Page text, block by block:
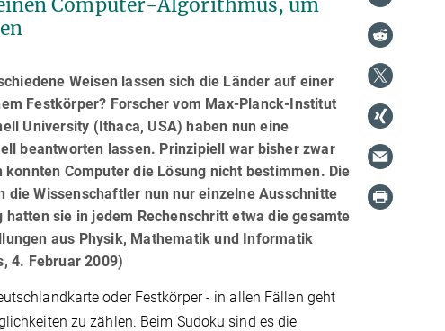
Computer-Algorithmus, um
Weisen lassen sich die Länder auf einer
Festkörper? Forscher vom Max-Planck-Institut
University (Ithaca, USA) haben nun eine
beantworten lassen. Prinzipiell war bisher zwar
Computer die Lösung nicht bestimmen. Die
die Wissenschaftler nun nur einzelne Ausschnitte
sie in jedem Rechenschritt etwa die gesamte
aus Physik, Mathematik und Informatik
4. Februar 2009)
oder Festkörper - in allen Fällen geht
zu zählen. Beim Sudoku sind es die